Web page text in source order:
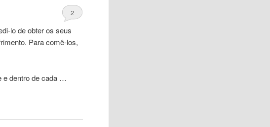
2
lo de obter os seus
Para comê-los,
e dentro de cada …